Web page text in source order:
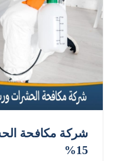
شركة مكافحة
15%